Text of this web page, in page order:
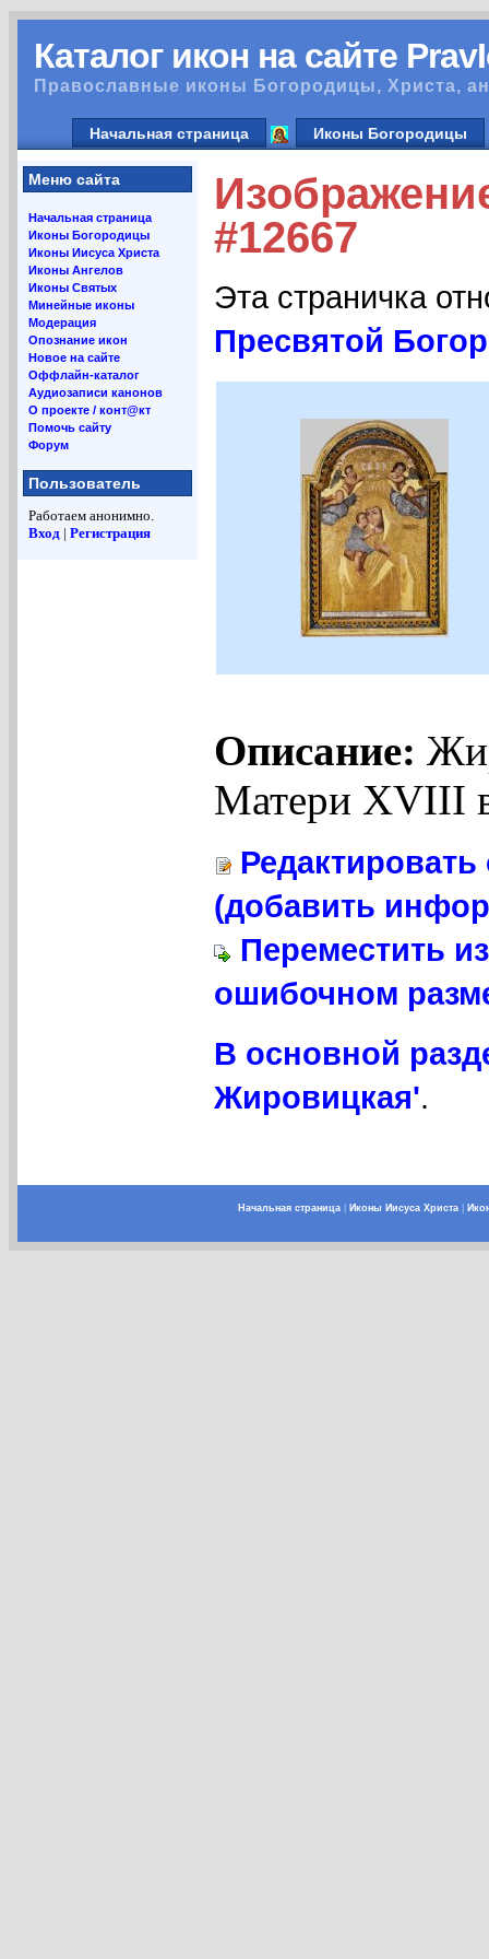
Каталог икон на сайте
Православные иконы Богородицы, Христа,
Начальная страница Иконы Богородицы
Меню сайта
Начальная страница
Иконы Богородицы
Иконы Иисуса Христа
Иконы Ангелов
Иконы Святых
Минейные иконы
Модерация
Опознание икон
Новое на сайте
Оффлайн-каталог
Аудиозаписи канонов
О проекте / конт@кт
Помочь сайту
Форум
Пользователь
Работаем анонимно.
Вход | Регистрация
#12667
Эта страничка
Пресвятой
Описание:
Матери XVIII
(добавить
Переместить
ошибочном
В основной
Жировицкая'.
Начальная страница| Иконы Иисуса Христа|